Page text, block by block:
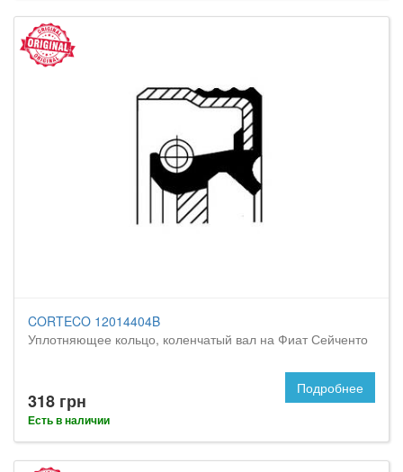
CORTECO 12014404B
Уплотняющее кольцо, коленчатый вал на Фиат Сейченто
318 грн
Есть в наличии
Подробнее